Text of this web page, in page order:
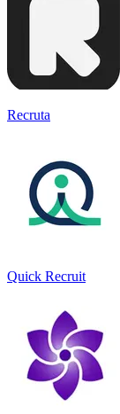
Recruta
Quick Recruit